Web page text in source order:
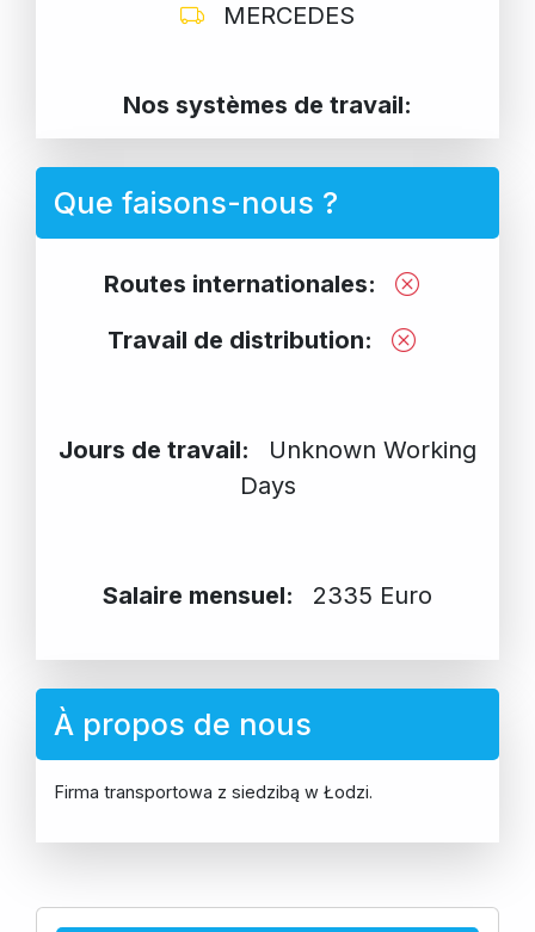
MERCEDES
Nos systèmes de travail:
Que faisons-nous ?
Routes internationales:
Travail de distribution:
Jours de travail:
Unknown Working
Days
Salaire mensuel: 2335 Euro
À propos de nous
Firma transportowa z siedzibą w Łodzi.